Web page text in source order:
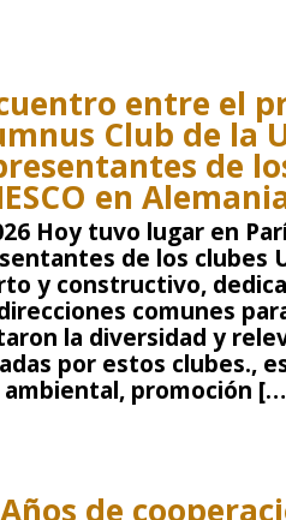
entre el
Club de la
de
en
Hoy tuvo lugar en
de los clubes
y constructivo,
comunes
la diversidad y
por estos clubes.,
promoción
de